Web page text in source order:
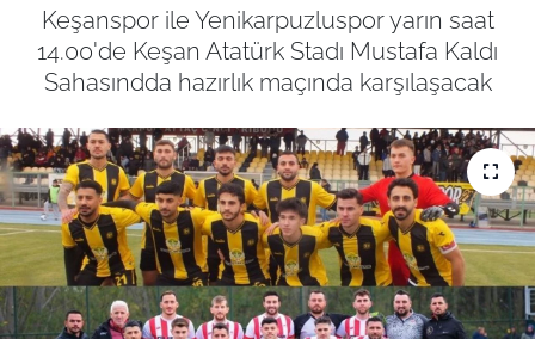
Keşanspor ile Yenikarpuzluspor yarın saat
14.00'de Keşan Atatürk Stadı Mustafa Kaldı
Sahasındda hazırlık maçında karşılaşacak
EKONOMİ
SAĞLIK
EĞİTİM
TARIM VE HAYVANCILIK
KÜLTÜR SANAT